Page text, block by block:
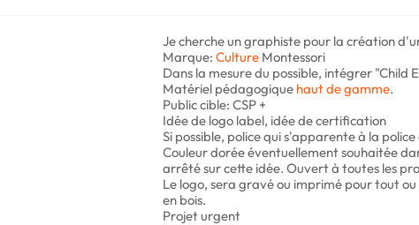
Je cherche un graphiste pour la création
Marque: Culture Montessori
Dans la mesure du possible, intégrer "Child
Matériel pédagogique haut de gamme.
Public cible: CSP +
Idée de logo label, idée de certification
Si possible, police qui s'apparente à la
Couleur dorée éventuellement souhaitée
arrêté sur cette idée. Ouvert à toutes les
Le logo, sera gravé ou imprimé pour tout
en bois.
Projet urgent